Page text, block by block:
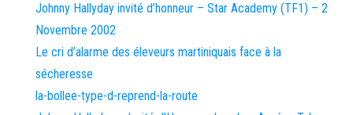
Johnny Hallyday invité d’honneur – Star Academy (TF1) – 2
Novembre 2002
Le cri d’alarme des éleveurs martiniquais face à la
sécheresse
la-bollee-type-d-reprend-la-route